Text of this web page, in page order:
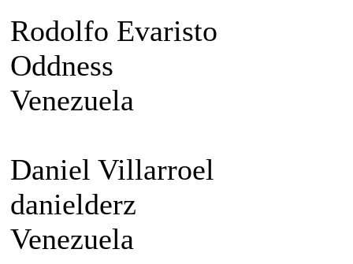
Rodolfo Evaristo
Oddness
Venezuela
Daniel Villarroel
danielderz
Venezuela